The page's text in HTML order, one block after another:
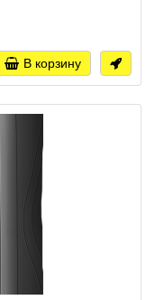
В корзину